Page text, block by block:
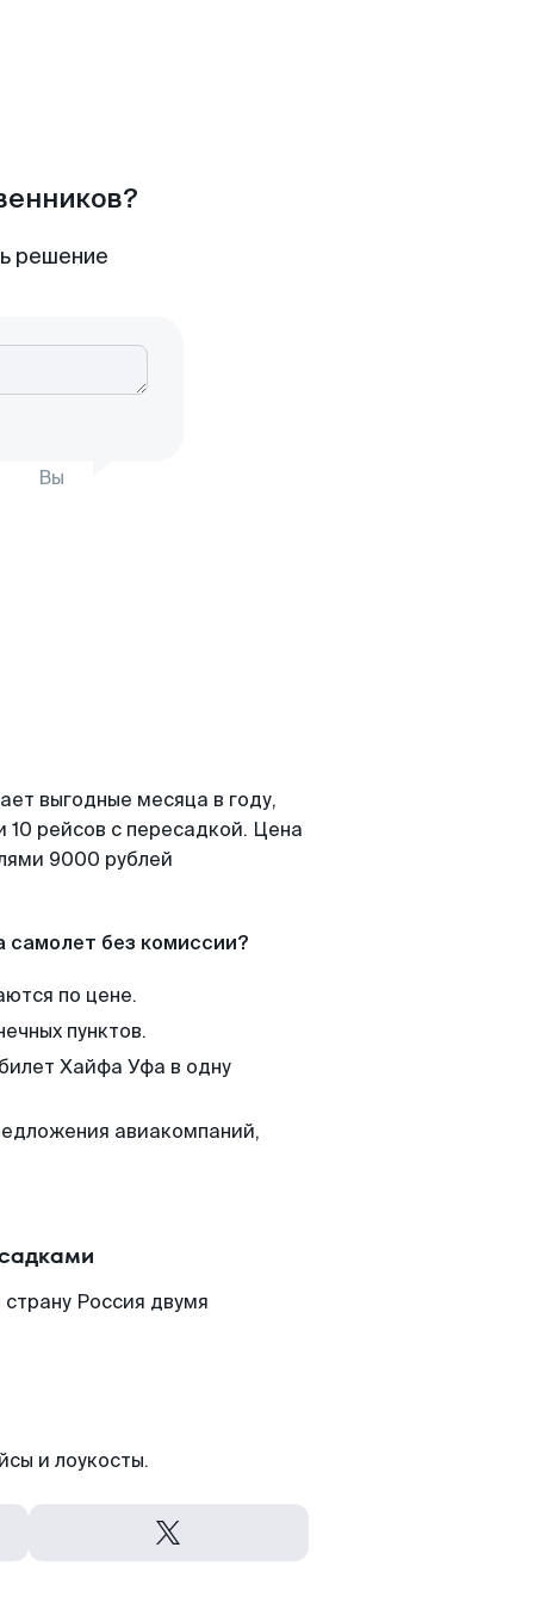
решение
Вы
выгодные месяца в году,
рейсов с пересадкой. Цена
9000 рублей
самолет без комиссии?
по цене.
пунктов.
Хайфа Уфа в одну
авиакомпаний,
Россия двумя
и лоукосты.